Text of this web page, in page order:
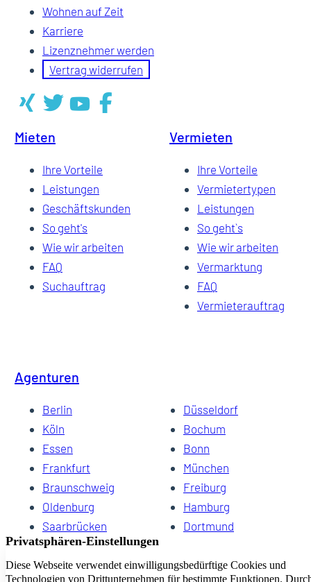
Wohnen auf Zeit
Karriere
Lizenznehmer werden
Vertrag widerrufen
Mieten
Ihre Vorteile
Leistungen
Geschäftskunden
So geht's
Wie wir arbeiten
FAQ
Suchauftrag
Vermieten
Ihre Vorteile
Vermietertypen
Leistungen
So geht`s
Wie wir arbeiten
Vermarktung
FAQ
Vermieterauftrag
Agenturen
Berlin
Düsseldorf
Köln
Bochum
Essen
Bonn
Frankfurt
München
Braunschweig
Freiburg
Oldenburg
Hamburg
Saarbrücken
Dortmund
Hannover
Dresden
Kiel